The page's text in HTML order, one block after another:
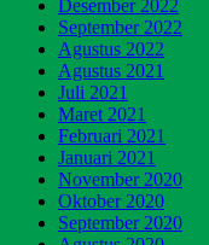
Desember 2022
September 2022
Agustus 2022
Agustus 2021
Juli 2021
Maret 2021
Februari 2021
Januari 2021
November 2020
Oktober 2020
September 2020